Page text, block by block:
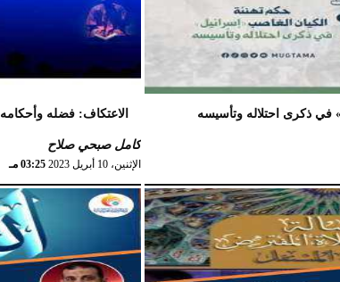
في ذكرى احتلاله وتأسيسه الاعتكاف: فضله وأحكامه
كامل صبحي صلاح
الإثنين، 10 أبريل 2023 03:25 مـ